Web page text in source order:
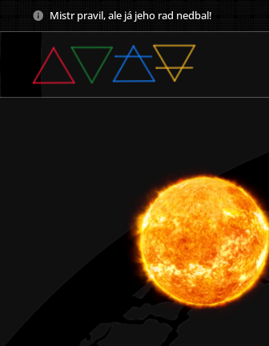
Mistr pravil, ale já jeho rad nedbal!